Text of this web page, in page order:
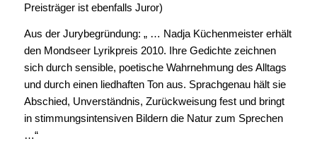
Preisträger ist ebenfalls Juror)
Aus der Jurybegründung: „ … Nadja Küchenmeister erhält
den Mondseer Lyrikpreis 2010. Ihre Gedichte zeichnen
sich durch sensible, poetische Wahrnehmung des Alltags
und durch einen liedhaften Ton aus. Sprachgenau hält sie
Abschied, Unverständnis, Zurückweisung fest und bringt
in stimmungsintensiven Bildern die Natur zum Sprechen
…“